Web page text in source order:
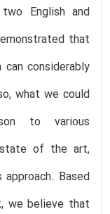
two English and
that
considerably
what we could
to various
of the art,
Based
we believe that